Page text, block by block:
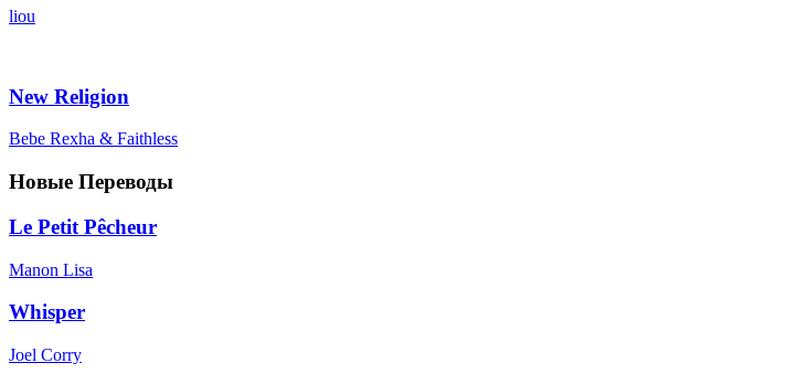
liou
New Religion
Bebe Rexha & Faithless
Новые Переводы
Le Petit Pêcheur
Manon Lisa
Whisper
Joel Corry